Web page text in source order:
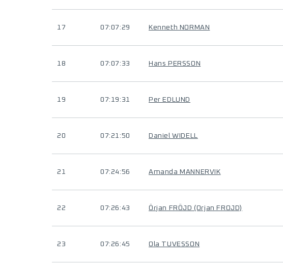
17 07:07:29 Kenneth NORMAN
18 07:07:33 Hans PERSSON
19 07:19:31 Per EDLUND
20 07:21:50 Daniel WIDELL
21 07:24:56 Amanda MANNERVIK
22 07:26:43 Örjan FRÖJD (Orjan FROJD)
23 07:26:45 Ola TUVESSON